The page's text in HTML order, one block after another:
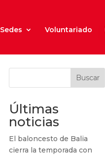
Sedes Voluntariado
Buscar
Últimas
noticias
El baloncesto de Balia
cierra la temporada con